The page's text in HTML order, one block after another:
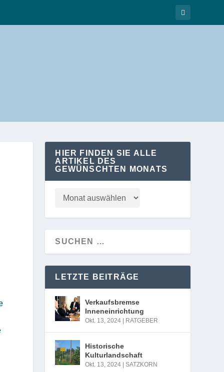
HIER FINDEN SIE ALLE
ARTIKEL DES
GEWÜNSCHTEN MONATS
LETZTE BEITRÄGE
Verkaufsbremse
Inneneinrichtung
Okt. 13, 2024 RATGEBER
Historische
Kulturlandschaft
Okt. 13, 2024 |SATZKORN